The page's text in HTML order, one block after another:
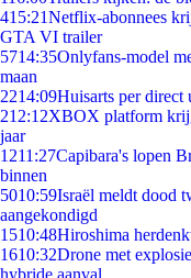
415:21Netflix-abonnees
GTA VI trailer
5714:35Onlyfans-model
maan
2214:09Huisarts per direct
212:12XBOX platform
jaar
1211:27Capibara's lopen
binnen
5010:59Israël meldt dood
aangekondigd
1510:48Hiroshima
1610:32Drone met
hybride aanval